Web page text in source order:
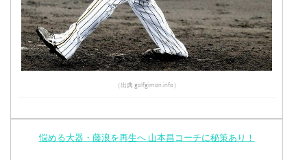
（出典 golfgimon.info）
悩める大器・藤浪を再生へ 山本昌コーチに秘策あり！